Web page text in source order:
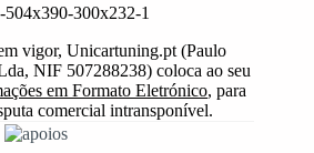
vigor, Unicartuning.pt (Paulo
NIF 507288238) coloca ao seu
em Formato Eletrónico, para
comercial intransponível.